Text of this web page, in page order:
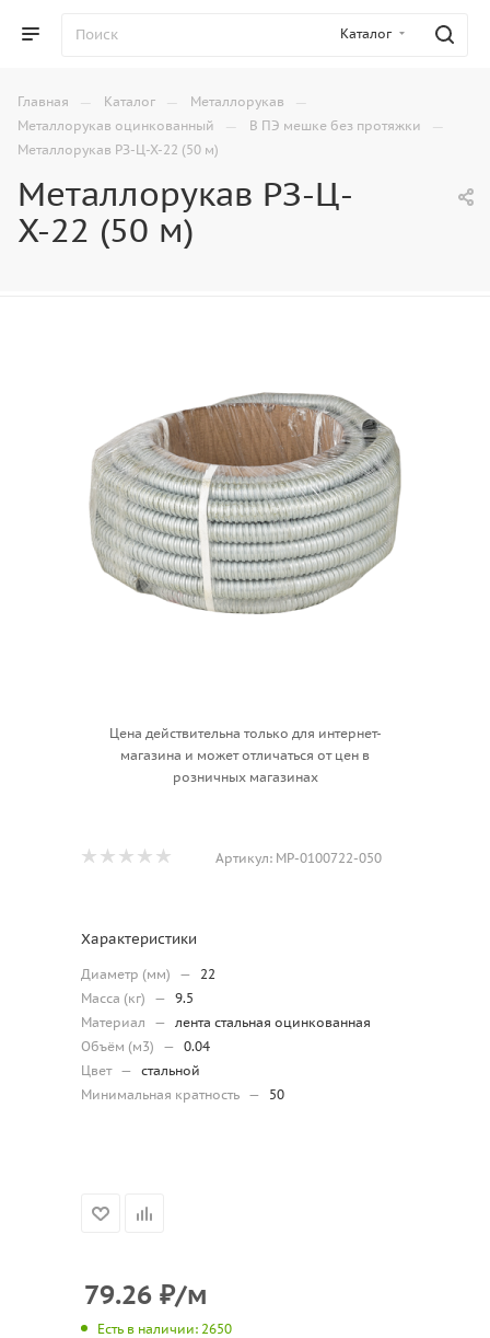
Каталог
Главная — Каталог — Металлорукав —
Металлорукав оцинкованный — В ПЭ мешке без протяжки —
Металлорукав РЗ-Ц-Х-22 (50 м)
Металлорукав РЗ-Ц-
Х-22 (50 м)
Цена действительна только для интернет-
магазина и может отличаться от цен в
розничных магазинах
Артикул: МР-0100722-050
Характеристики
Диаметр (мм) —
22
Масса (кг)
— 9.5
Материал
—
лента стальная оцинкованная
Объём (м3)
— 0.04
Цвет — стальной
Минимальная кратность — 50
79.26 ₽/м
Есть в наличии: 2650